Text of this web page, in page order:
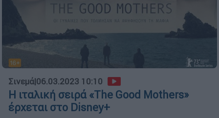
Σινεμά|06.03.2023 10:10
Η ιταλική σειρά «The Good Mothers»
έρχεται στο Disney+